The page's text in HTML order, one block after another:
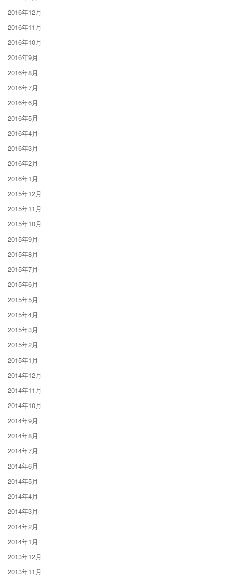
2016年12月
2016年11月
2016年10月
2016年9月
2016年8月
2016年7月
2016年6月
2016年5月
2016年4月
2016年3月
2016年2月
2016年1月
2015年12月
2015年11月
2015年10月
2015年9月
2015年8月
2015年7月
2015年6月
2015年5月
2015年4月
2015年3月
2015年2月
2015年1月
2014年12月
2014年11月
2014年10月
2014年9月
2014年8月
2014年7月
2014年6月
2014年5月
2014年4月
2014年3月
2014年2月
2014年1月
2013年12月
2013年11月